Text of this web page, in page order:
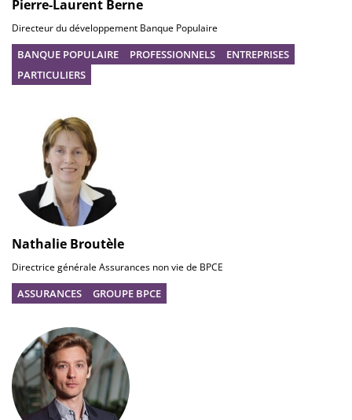
Pierre-Laurent Berne
Directeur du développement Banque Populaire
BANQUE POPULAIRE PROFESSIONNELS
ENTREPRISES
PARTICULIERS
Nathalie Broutèle
Directrice générale Assurances non vie de BPCE
ASSURANCES GROUPE BPCE